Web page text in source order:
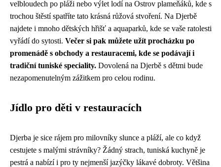
velbloudech po pláži nebo výlet lodí na Ostrov plameňáků, kde s
trochou štěstí spatříte tato krásná růžová stvoření. Na Djerbě
najdete i mnoho dětských hřišť a aquaparků, kde se vaše ratolesti
vyřádí do sytosti. Večer si pak můžete užít procházku po
promenádě s obchody a restauracemi, kde se podávají i
tradiční tuniské speciality. Dovolená na Djerbě s dětmi bude
nezapomenutelným zážitkem pro celou rodinu.
Jídlo pro děti v restauracích
Djerba je sice rájem pro milovníky slunce a pláží, ale co když
cestujete s malými strávníky? Žádný strach, tuniská kuchyně je
pestrá a nabízí i pro ty nejmenší jazýčky lákavé dobroty. Většina